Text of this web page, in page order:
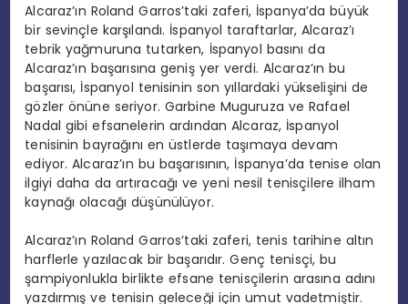
Alcaraz’ın Roland Garros’taki zaferi, İspanya’da büyük
bir sevinçle karşılandı. İspanyol taraftarlar, Alcaraz’ı
tebrik yağmuruna tutarken, İspanyol basını da
Alcaraz’ın başarısına geniş yer verdi. Alcaraz’ın bu
başarısı, İspanyol tenisinin son yıllardaki yükselişini de
gözler önüne seriyor. Garbine Muguruza ve Rafael
Nadal gibi efsanelerin ardından Alcaraz, İspanyol
tenisinin bayrağını en üstlerde taşımaya devam
ediyor. Alcaraz’ın bu başarısının, İspanya’da tenise olan
ilgiyi daha da artıracağı ve yeni nesil tenisçilere ilham
kaynağı olacağı düşünülüyor.
Alcaraz’ın Roland Garros’taki zaferi, tenis tarihine altın
harflerle yazılacak bir başarıdır. Genç tenisçi, bu
şampiyonlukla birlikte efsane tenisçilerin arasına adını
yazdırmış ve tenisin geleceği için umut vadetmiştir.